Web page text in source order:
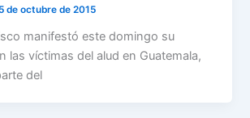
5 de octubre de 2015
manifestó este domingo su
las víctimas del alud en Guatemala,
del